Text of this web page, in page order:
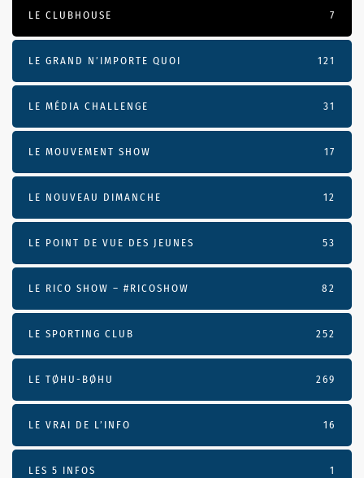
LE CLUBHOUSE 7
LE GRAND N’IMPORTE QUOI 121
LE MÉDIA CHALLENGE 31
LE MOUVEMENT SHOW 17
LE NOUVEAU DIMANCHE 12
LE POINT DE VUE DES JEUNES 53
LE RICO SHOW – #RICOSHOW 82
LE SPORTING CLUB 252
LE TØHU-BØHU 269
LE VRAI DE L’INFO 16
LES 5 INFOS 1